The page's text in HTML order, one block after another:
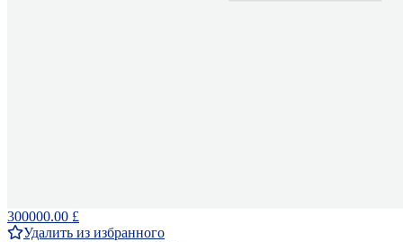
300000.00 £
Удалить из избранного